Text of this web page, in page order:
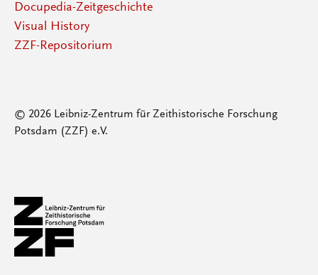
Docupedia-Zeitgeschichte
Visual History
ZZF-Repositorium
© 2026 Leibniz-Zentrum für Zeithistorische Forschung
Potsdam (ZZF) e.V.